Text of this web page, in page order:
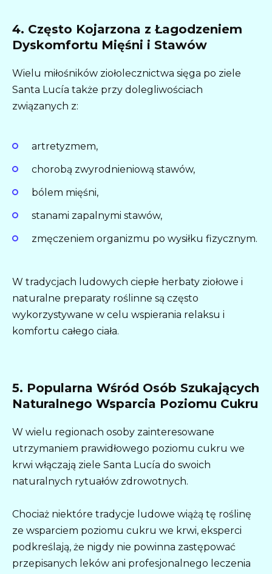
4. Często Kojarzona z Łagodzeniem
Dyskomfortu Mięśni i Stawów
Wielu miłośników ziołolecznictwa sięga po ziele
Santa Lucía także przy dolegliwościach
związanych z:
artretyzmem,
chorobą zwyrodnieniową stawów,
bólem mięśni,
stanami zapalnymi stawów,
zmęczeniem organizmu po wysiłku fizycznym.
W tradycjach ludowych ciepłe herbaty ziołowe i
naturalne preparaty roślinne są często
wykorzystywane w celu wspierania relaksu i
komfortu całego ciała.
5. Popularna Wśród Osób Szukających
Naturalnego Wsparcia Poziomu Cukru
W wielu regionach osoby zainteresowane
utrzymaniem prawidłowego poziomu cukru we
krwi włączają ziele Santa Lucía do swoich
naturalnych rytuałów zdrowotnych.
Chociaż niektóre tradycje ludowe wiążą tę roślinę
ze wsparciem poziomu cukru we krwi, eksperci
podkreślają, że nigdy nie powinna zastępować
przepisanych leków ani profesjonalnego leczenia